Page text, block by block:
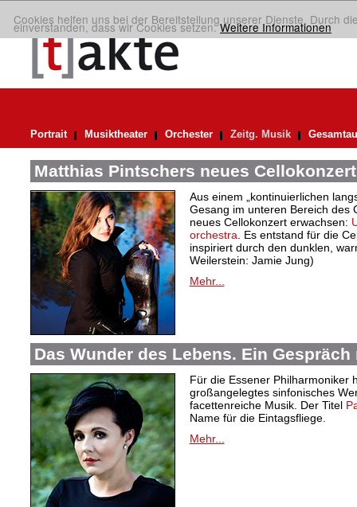
Cookies helfen uns bei der Bereitstellung unserer Dienste. Durch
einverstanden, dass wir Cookies setzen.Weitere Informationen
Portrait Musiktheater Orchester Zeitg. Musik
Matthias Pintschers neues Cellokonzert
Aus einem „kontinuierlichen
Gesang im unteren Bereich des
neues Cellokonzert erwachsen:
orchestra . Es entstand für die
inspiriert durch den dunklen,
Weilerstein: Jamie Jung)
Mehr...
Das Wunder des Lebens. Ein
Für die Essener Philharmoniker
großangelegtes sinfonisches
facettenreiche Musik. Der Titel
Name für die Eintagsfliege.
Mehr...